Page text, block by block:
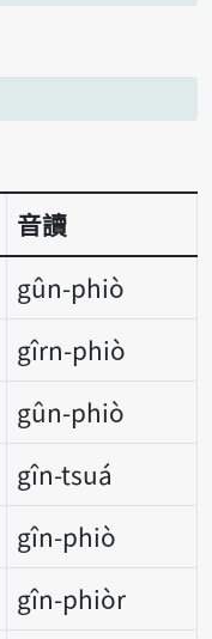
音讀
gûn-phiò
gîrn-phiò
gûn-phiò
gîn-tsuá
gîn-phiò
gîn-phiòr